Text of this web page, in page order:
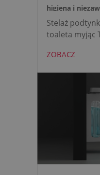
higiena i
Stelaż
toaleta myjąc
mini to
wybrać, gdy
bezpiecznej
działającą w
wody oraz
przycisk
ZOBACZ